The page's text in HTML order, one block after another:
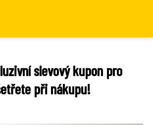
slevový kupon pro
při nákupu!